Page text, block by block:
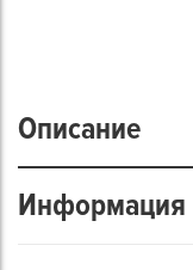
Описание
Информация